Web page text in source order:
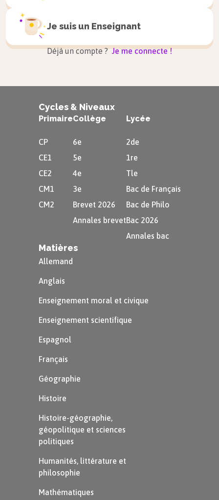
Je suis un Enseignant
Déjà un compte ? Je me connecte !
Cycles & Niveaux
Primaire
CP
CE1
CE2
CM1
CM2
Collège
6e
5e
4e
3e
Brevet 2026
Annales brevet
Lycée
2de
1re
Tle
Bac de Français
Bac de Philo
Bac 2026
Annales bac
Matières
Allemand
Anglais
Enseignement moral et civique
Enseignement scientifique
Espagnol
Français
Géographie
Histoire
Histoire-géographie,
géopolitique et sciences
politiques
Humanités, littérature et
philosophie
Mathématiques